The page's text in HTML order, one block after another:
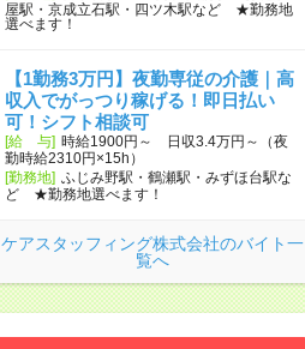
屋駅・京成立石駅・四ツ木駅など ★勤務地
選べます！
【1勤務3万円】夜勤専従の介護｜高
収入でがっつり稼げる！即日払い
可！シフト相談可
[給 与] 時給1900円～ 日収3.4万円～（夜
勤時給2310円×15h）
[勤務地] ふじみ野駅・鶴瀬駅・みずほ台駅な
ど ★勤務地選べます！
ケアスタッフィング株式会社のバイト一
覧へ